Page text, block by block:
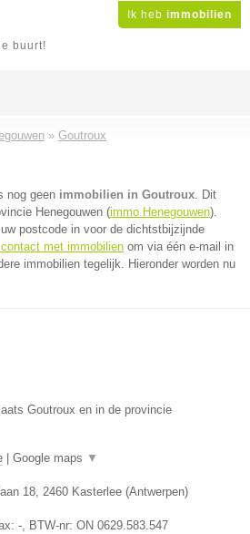
Ik heb immobilien
buurt!
» Goutroux
nog geen immobilien in Goutroux. Dit
Henegouwen (immo Henegouwen).
postcode in voor de dichtstbijzijnde
met immobilien om via één e-mail in
immobilien tegelijk. Hieronder worden nu
Goutroux en in de provincie
Google maps ▼
18, 2460 Kasterlee (Antwerpen)
-, BTW-nr: ON 0629.583.547